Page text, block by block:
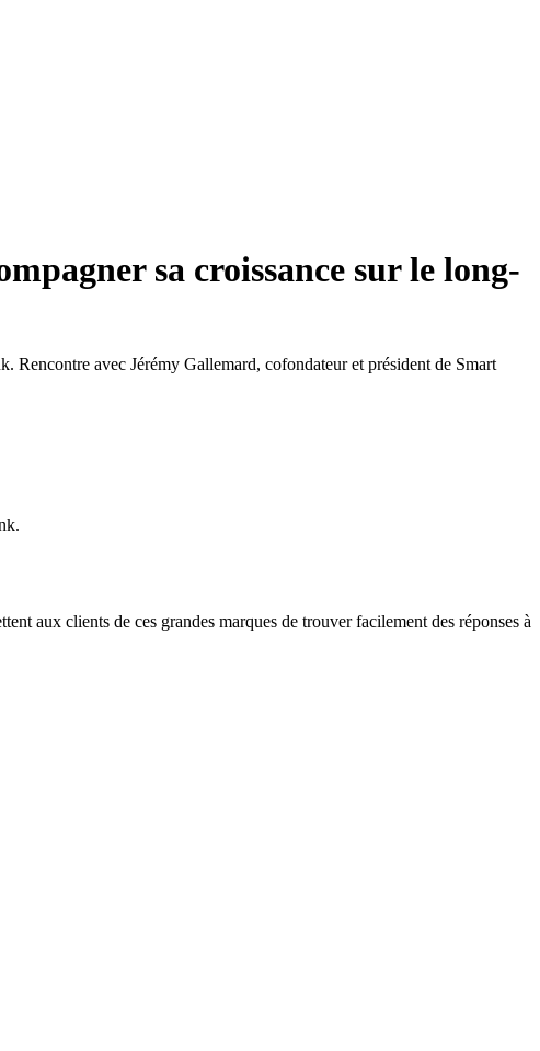
sa croissance sur le long-
Rencontre avec Jérémy Gallemard, cofondateur et président de Smart
aux clients de ces grandes marques de trouver facilement des réponses à